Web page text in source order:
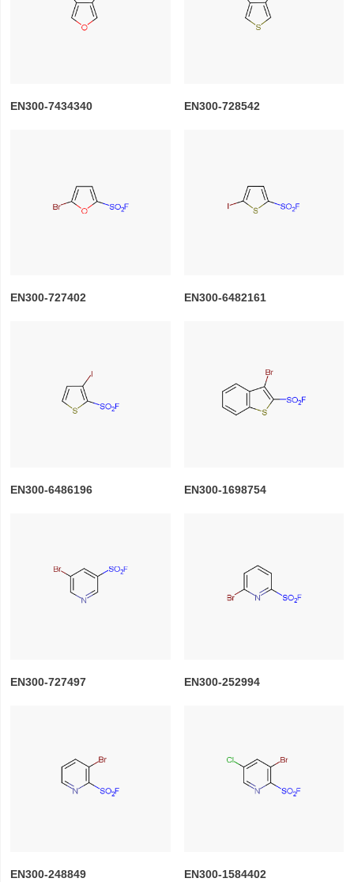
EN300-7434340 EN300-728542
EN300-727402 EN300-6482161
EN300-6486196 EN300-1698754
EN300-727497 EN300-252994
EN300-248849 EN300-1584402